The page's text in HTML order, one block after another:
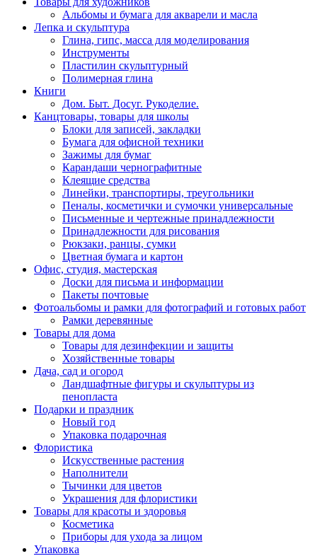
Альбомы и бумага для акварели и масла
Лепка и скульптура
Глина, гипс, масса для моделирования
Инструменты
Пластилин скульптурный
Полимерная глина
Книги
Дом. Быт. Досуг. Рукоделие.
Канцтовары, товары для школы
Блоки для записей, закладки
Бумага для офисной техники
Зажимы для бумаг
Карандаши чернографитные
Клеящие средства
Линейки, транспортиры, треугольники
Пеналы, косметички и сумочки универсальные
Письменные и чертежные принадлежности
Принадлежности для рисования
Рюкзаки, ранцы, сумки
Цветная бумага и картон
Офис, студия, мастерская
Доски для письма и информации
Пакеты почтовые
Фотоальбомы и рамки для фотографий и готовых работ
Рамки деревянные
Товары для дома
Товары для дезинфекции и защиты
Хозяйственные товары
Дача, сад и огород
Ландшафтные фигуры и скульптуры из
пенопласта
Подарки и праздник
Новый год
Упаковка подарочная
Флористика
Искусственные растения
Наполнители
Тычинки для цветов
Украшения для флористики
Товары для красоты и здоровья
Косметика
Приборы для ухода за лицом
Упаковка